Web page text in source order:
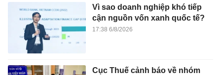
Vì sao doanh nghiệp khó tiếp
cận nguồn vốn xanh quốc tế?
17:38 6/8/2026
Cục Thuế cảnh báo về nhóm